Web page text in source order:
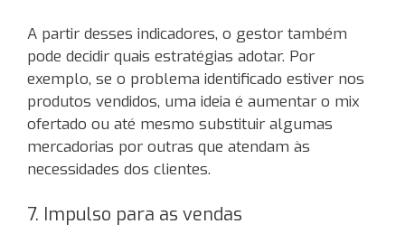
A partir desses indicadores, o gestor também
pode decidir quais estratégias adotar. Por
exemplo, se o problema identificado estiver nos
produtos vendidos, uma ideia é aumentar o mix
ofertado ou até mesmo substituir algumas
mercadorias por outras que atendam às
necessidades dos clientes.
7. Impulso para as vendas